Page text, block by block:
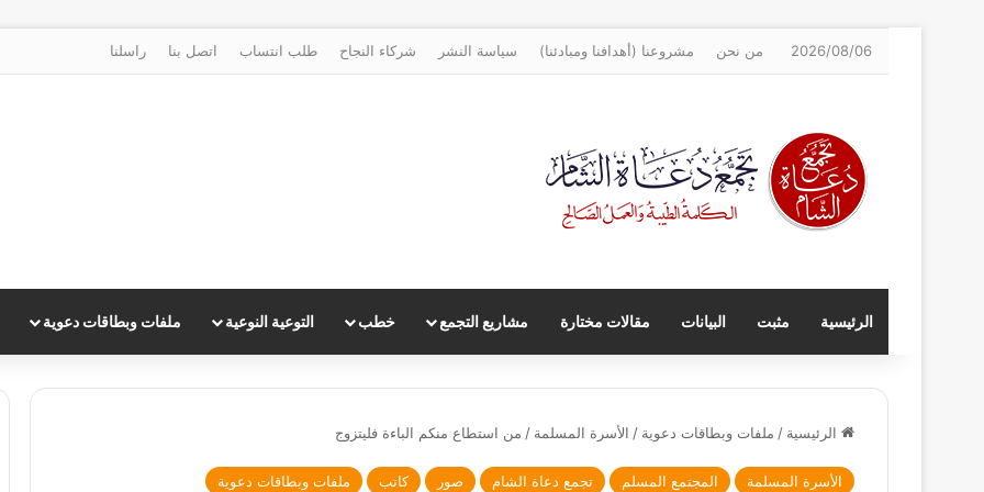
2026/08/06 من نحن مشروعنا (أهدافنا ومبادئنا) سياسة النشر شركاء النجاح طلب انتساب اتصل بنا راسلنا
الرئيسية مثبت البيانات مقالات مختارة مشاريع التجمع خطب التوعية النوعية ملفات وبطاقات دعوية
الرئيسية / ملفات وبطاقات دعوية / الأسرة المسلمة / من استطاع منكم الباءة فليتزوج
الأسرة المسلمة المجتمع المسلم تجمع دعاة الشام صور كاتب ملفات وبطاقات دعوية